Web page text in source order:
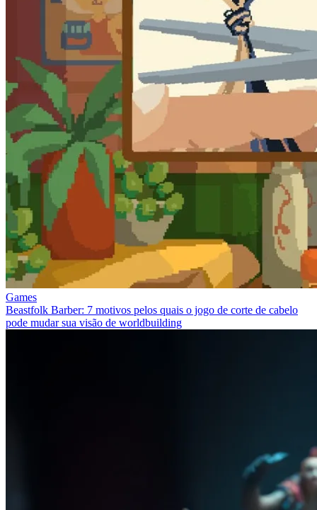
Games
Beastfolk Barber: 7 motivos pelos quais o jogo de corte de cabelo
pode mudar sua visão de worldbuilding